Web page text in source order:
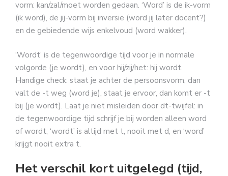
vorm: kan/zal/moet worden gedaan. ‘Word’ is de ik-vorm
(ik word), de jij-vorm bij inversie (word jij later docent?)
en de gebiedende wijs enkelvoud (word wakker).
‘Wordt’ is de tegenwoordige tijd voor je in normale
volgorde (je wordt), en voor hij/zij/het: hij wordt.
Handige check: staat je achter de persoonsvorm, dan
valt de -t weg (word je), staat je ervoor, dan komt er -t
bij (je wordt). Laat je niet misleiden door dt-twijfel: in
de tegenwoordige tijd schrijf je bij worden alleen word
of wordt; ‘wordt’ is altijd met t, nooit met d, en ‘word’
krijgt nooit extra t.
Het verschil kort uitgelegd (tijd,